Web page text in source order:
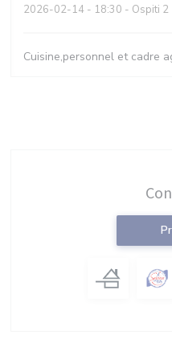
2026-02-14 - 18:30 - Ospiti 2
Cuisine,personnel et cadre